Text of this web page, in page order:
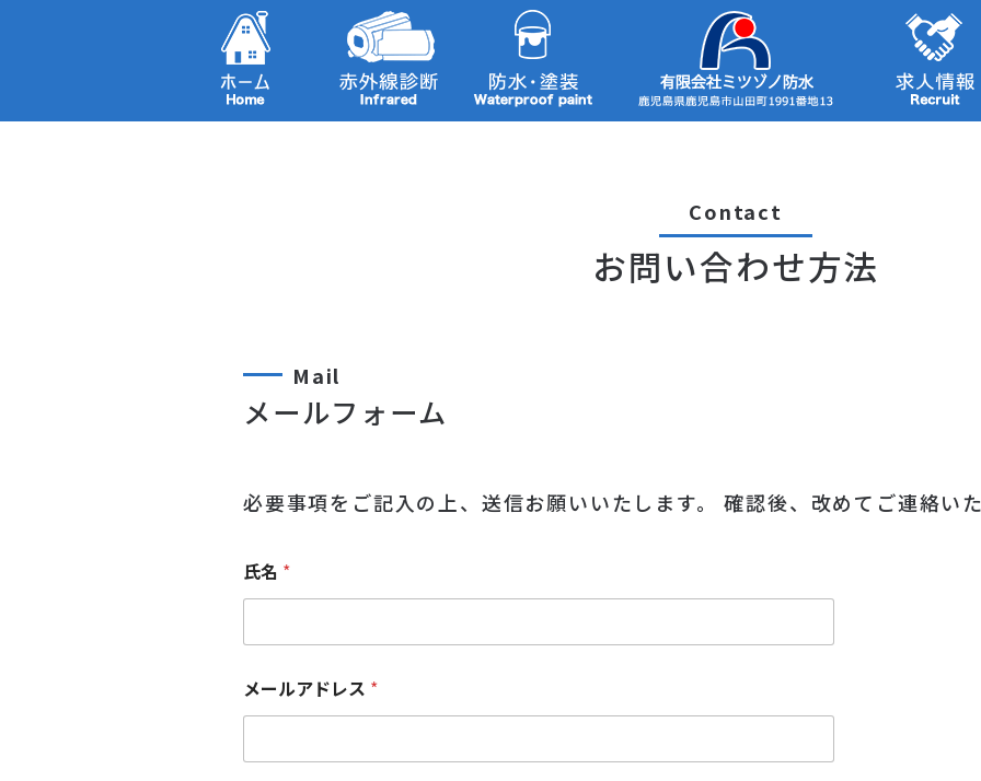
Contact
お問い合わせ方法
Mail
メールフォーム
必要事項をご記入の上、送信お願いいたします。 確認後、改めてご連絡いた
氏名 *
メールアドレス *